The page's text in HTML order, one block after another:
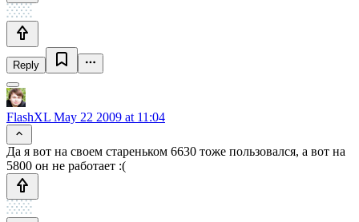
Reply
FlashXL May 22 2009 at 11:04
Да я вот на своем стареньком 6630 тоже пользовался, а вот на
5800 он не работает :(